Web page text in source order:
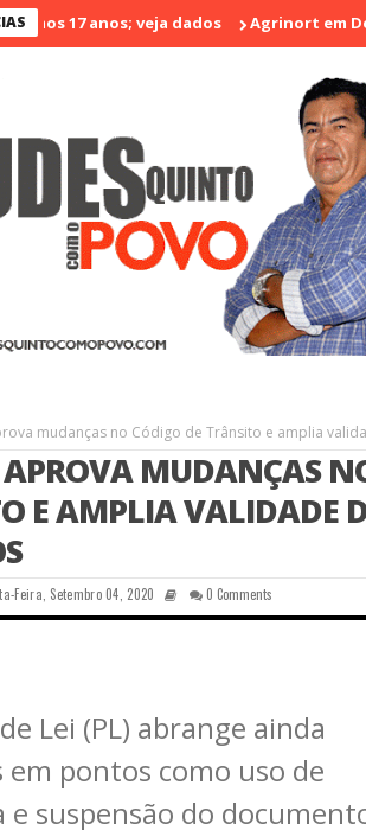
17 anos; veja dados Agrinort em
mudanças no Código de Trânsito e amplia
MUDANÇAS
E AMPLIA VALIDADE
Feira, Setembro 04, 2020 0 Comments
Lei (PL) abrange ainda
em pontos como uso de
e suspensão do